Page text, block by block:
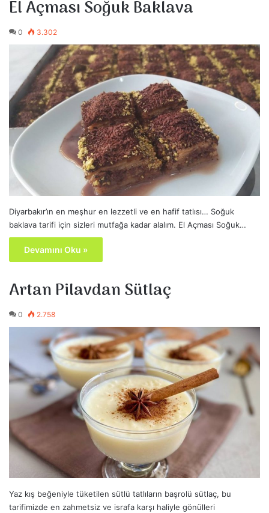
El Açması Soğuk Baklava
0 3.302
Diyarbakır’ın en meşhur en lezzetli ve en hafif tatlısı… Soğuk
baklava tarifi için sizleri mutfağa kadar alalım. El Açması Soğuk…
Devamını Oku »
Artan Pilavdan Sütlaç
0 2.758
Yaz kış beğeniyle tüketilen sütlü tatlıların başrolü sütlaç, bu
tarifimizde en zahmetsiz ve israfa karşı haliyle gönülleri